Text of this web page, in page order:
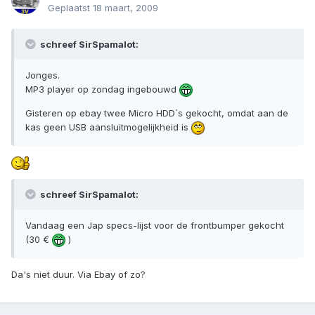
Geplaatst 18 maart, 2009
schreef SirSpamalot:
Jonges.
MP3 player op zondag ingebouwd
Gisteren op ebay twee Micro HDD´s gekocht, omdat aan de
kas geen USB aansluitmogelijkheid is
schreef SirSpamalot:
Vandaag een Jap specs-lijst voor de frontbumper gekocht
(30 €
)
Da's niet duur. Via Ebay of zo?